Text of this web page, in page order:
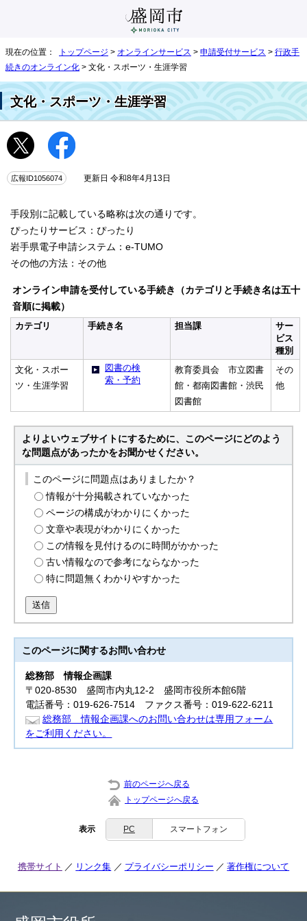
現在の位置： トップページ > オンラインサービス > 申請受付サービス > 行政手
続きのオンライン化 > 文化・スポーツ・生涯学習
文化・スポーツ・生涯学習
広報ID1056074 更新日 令和8年4月13日
手段別に記載している略称は次の通りです。
ぴったりサービス：ぴったり
岩手県電子申請システム：e-TUMO
その他の方法：その他
オンライン申請を受付している手続き（カテゴリと手続き名は五十
音順に掲載）
カテゴリ
手続き名 担当課
サー
ビス
種別
文化・スポー
ツ・生涯学習
図書の検
索・予約
教育委員会 市立図書
館・都南図書館・渋民
図書館
その
他
よりよいウェブサイトにするために、このページにどのよう
な問題点があったかをお聞かせください。
このページに問題点はありましたか？
情報が十分掲載されていなかった
ページの構成がわかりにくかった
文章や表現がわかりにくかった
この情報を見付けるのに時間がかかった
古い情報なので参考にならなかった
特に問題無くわかりやすかった
送信
このページに関するお問い合わせ
総務部情報企画課
〒020-8530 盛岡市内丸12-2 盛岡市役所本館6階
電話番号：019-626-7514 ファクス番号：019-622-6211
総務部 情報企画課へのお問い合わせは専用フォーム
をご利用ください。
前のページへ戻る
トップページへ戻る
表示 PC スマートフォン
携帯サイト リンク集 プライバシーポリシー 著作権について